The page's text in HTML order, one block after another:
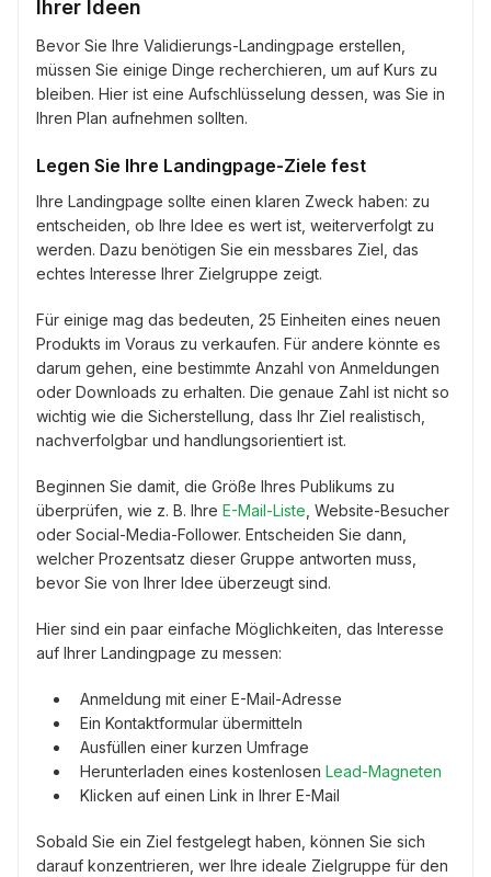
Ihrer Ideen
Bevor Sie Ihre Validierungs-Landingpage erstellen,
müssen Sie einige Dinge recherchieren, um auf Kurs zu
bleiben. Hier ist eine Aufschlüsselung dessen, was Sie in
Ihren Plan aufnehmen sollten.
Legen Sie Ihre Landingpage-Ziele fest
Ihre Landingpage sollte einen klaren Zweck haben: zu
entscheiden, ob Ihre Idee es wert ist, weiterverfolgt zu
werden. Dazu benötigen Sie ein messbares Ziel, das
echtes Interesse Ihrer Zielgruppe zeigt.
Für einige mag das bedeuten, 25 Einheiten eines neuen
Produkts im Voraus zu verkaufen. Für andere könnte es
darum gehen, eine bestimmte Anzahl von Anmeldungen
oder Downloads zu erhalten. Die genaue Zahl ist nicht so
wichtig wie die Sicherstellung, dass Ihr Ziel realistisch,
nachverfolgbar und handlungsorientiert ist.
Beginnen Sie damit, die Größe Ihres Publikums zu
überprüfen, wie z. B. Ihre E-Mail-Liste , Website-Besucher
oder Social-Media-Follower. Entscheiden Sie dann,
welcher Prozentsatz dieser Gruppe antworten muss,
bevor Sie von Ihrer Idee überzeugt sind.
Hier sind ein paar einfache Möglichkeiten, das Interesse
auf Ihrer Landingpage zu messen:
Anmeldung mit einer E-Mail-Adresse
Ein Kontaktformular übermitteln
Ausfüllen einer kurzen Umfrage
Herunterladen eines kostenlosen Lead-Magneten
Klicken auf einen Link in Ihrer E-Mail
Sobald Sie ein Ziel festgelegt haben, können Sie sich
darauf konzentrieren, wer Ihre ideale Zielgruppe für den